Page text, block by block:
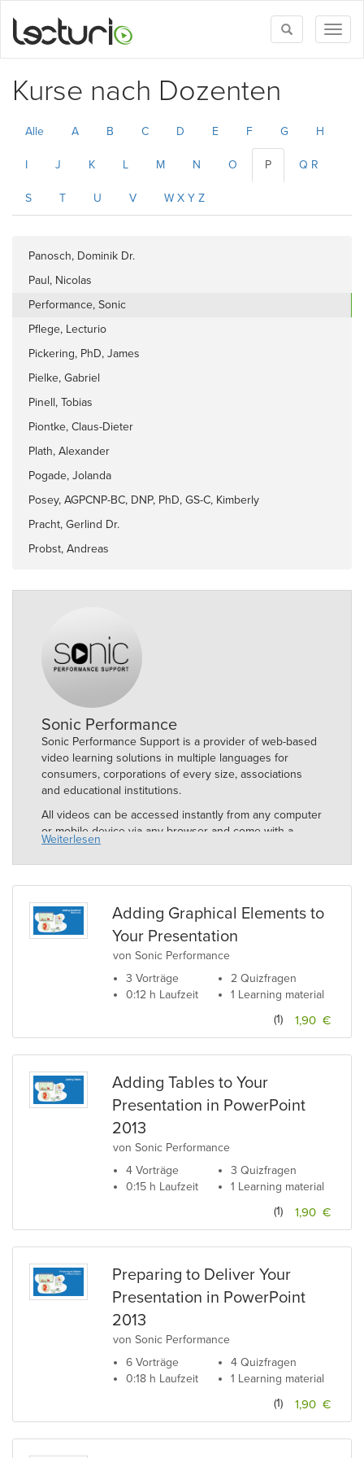
Toggle
search
Kurse nach Dozenten
Alle A B C D E F G H
I J K L M N O P Q R
S T U V W X Y Z
Panosch, Dominik Dr.
Paul, Nicolas
Performance, Sonic
Pflege, Lecturio
Pickering, PhD, James
Pielke, Gabriel
Pinell, Tobias
Piontke, Claus-Dieter
Plath, Alexander
Pogade, Jolanda
Posey, AGPCNP-BC, DNP, PhD, GS-C, Kimberly
Pracht, Gerlind Dr.
Probst, Andreas
Sonic Performance
Sonic Performance Support is a provider of web-based
video learning solutions in multiple languages for
consumers, corporations of every size, associations
and educational institutions.
All videos can be accessed instantly from any computer
or mobile device via any browser and come with a
human touch. Experienced trainers guide you step-by-
step through the software features.
Weiterlesen
Adding Graphical Elements to
Your Presentation
von Sonic Performance
3 Vorträge
0:12 h Laufzeit
2 Quizfragen
1 Learning material
1,90 €
(1)
Adding Tables to Your
Presentation in PowerPoint
2013
von Sonic Performance
4 Vorträge
0:15 h Laufzeit
3 Quizfragen
1 Learning material
1,90 €
(1)
Preparing to Deliver Your
Presentation in PowerPoint
2013
von Sonic Performance
6 Vorträge
0:18 h Laufzeit
4 Quizfragen
1 Learning material
1,90 €
(1)